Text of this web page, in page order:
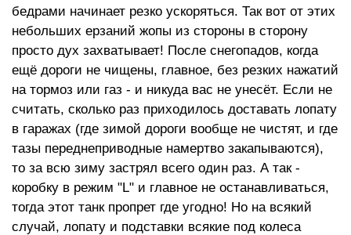
бедрами начинает резко ускоряться. Так вот от этих
небольших ерзаний жопы из стороны в сторону
просто дух захватывает! После снегопадов, когда
ещё дороги не чищены, главное, без резких нажатий
на тормоз или газ - и никуда вас не унесёт. Если не
считать, сколько раз приходилось доставать лопату
в гаражах (где зимой дороги вообще не чистят, и где
тазы переднеприводные намертво закапываются),
то за всю зиму застрял всего один раз. А так -
коробку в режим "L" и главное не останавливаться,
тогда этот танк пропрет где угодно! Но на всякий
случай, лопату и подставки всякие под колеса